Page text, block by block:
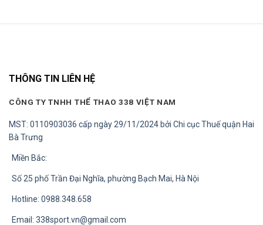
THÔNG TIN LIÊN HỆ
CÔNG TY TNHH THỂ THAO 338 VIỆT NAM
MST: 0110903036 cấp ngày 29/11/2024 bởi Chi cục Thuế quận Hai
Bà Trưng
Miền Bắc:
Số 25 phố Trần Đại Nghĩa, phường Bạch Mai, Hà Nội
Hotline: 0988.348.658
Email: 338sport.vn@gmail.com